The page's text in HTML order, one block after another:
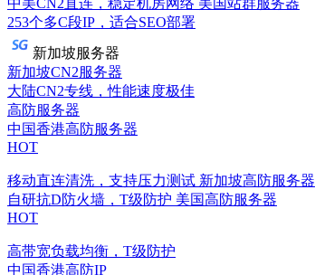
中美CN2直连，稳定机房网络 美国站群服务器
253个多C段IP，适合SEO部署
新加坡服务器
新加坡CN2服务器
大陆CN2专线，性能速度极佳
高防服务器
中国香港高防服务器
HOT
移动直连清洗，支持压力测试 新加坡高防服务器
自研抗D防火墙，T级防护 美国高防服务器
HOT
高带宽负载均衡，T级防护
中国香港高防IP